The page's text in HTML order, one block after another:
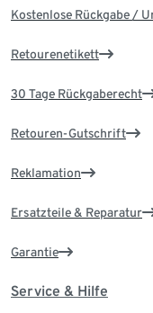
Kostenlose Rückgabe /
Retourenetikett
30 Tage Rückgaberecht
Retouren-Gutschrift
Reklamation
Ersatzteile & Reparatur
Garantie
Service & Hilfe